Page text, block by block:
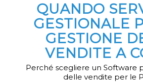
QUANDO
GESTIONALE
GESTIONE
VENDITE A
Perché scegliere un Software
delle vendite per le